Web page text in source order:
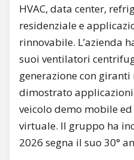
HVAC, data center,
residenziale e
rinnovabile. L’azienda
suoi ventilatori
generazione con giranti
dimostrato
veicolo demo mobile
virtuale. Il gruppo ha
2026 segna il suo 30°